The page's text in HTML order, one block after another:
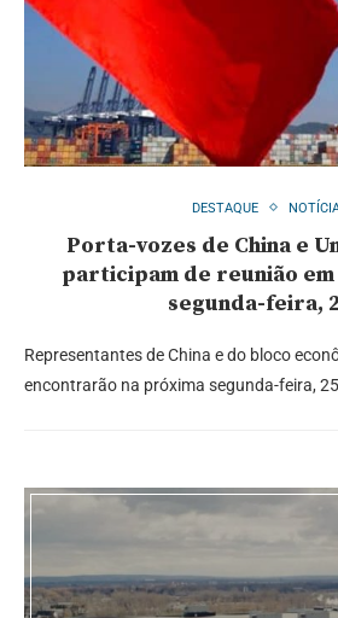
DESTAQUE
Porta-vozes de China e
participam de reunião em
segunda-feira,
Representantes de China e do bloco
encontrarão na próxima segunda-feira,